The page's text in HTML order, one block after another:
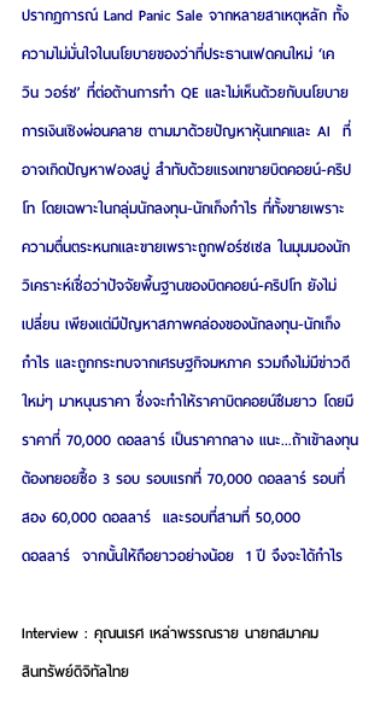
ปรากฏการณ์ Land Panic Sale จากหลายสาเหตุหลัก ทั้ง
ความไม่มั่นใจในนโยบายของว่าที่ประธานเฟดคนใหม่ ‘เค
วิน วอร์ช’ ที่ต่อต้านการทำ QE และไม่เห็นด้วยกับนโยบาย
การเงินเชิงผ่อนคลาย ตามมาด้วยปัญหาหุ้นเทคและ AI  ที่
อาจเกิดปัญหาฟองสบู่ สำทับด้วยแรงเทขายบิตคอยน์-คริป
โท โดยเฉพาะในกลุ่มนักลงทุน-นักเก็งกำไร ที่ทั้งขายเพราะ
ความตื่นตระหนกและขายเพราะถูกฟอร์ซเซล ในมุมมองนัก
วิเคราะห์เชื่อว่าปัจจัยพื้นฐานของบิตคอยน์-คริปโท ยังไม่
เปลี่ยน เพียงแต่มีปัญหาสภาพคล่องของนักลงทุน-นักเก็ง
กำไร และถูกกระทบจากเศรษฐกิจมหภาค รวมถึงไม่มีข่าวดี
ใหม่ๆ มาหนุนราคา ซึ่งจะทำให้ราคาบิตคอยน์ซึมยาว โดยมี
ราคาที่ 70,000 ดอลลาร์ เป็นราคากลาง แนะ...ถ้าเข้าลงทุน
ต้องทยอยซื้อ 3 รอบ รอบแรกที่ 70,000 ดอลลาร์ รอบที่
สอง 60,000 ดอลลาร์  และรอบที่สามที่ 50,000
ดอลลาร์  จากนั้นให้ถือยาวอย่างน้อย  1 ปี จึงจะได้กำไร
Interview : คุณนเรศ เหล่าพรรณราย นายกสมาคม
สินทรัพย์ดิจิทัลไทย